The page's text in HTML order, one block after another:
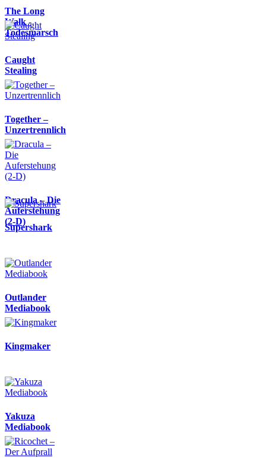
The Long
Walk -
Todesmarsch
Caught
Stealing
Together –
Unzertrennlich
Dracula – Die
Auferstehung
(2-D)
Supershark
Outlander
Mediabook
Kingmaker
Yakuza
Mediabook